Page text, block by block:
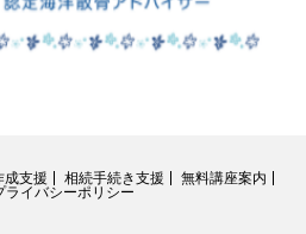
成支援 相続手続き支援
無料講座案内
ライバシーポリシー